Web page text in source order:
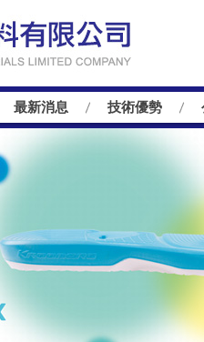
最新消息 技術優勢